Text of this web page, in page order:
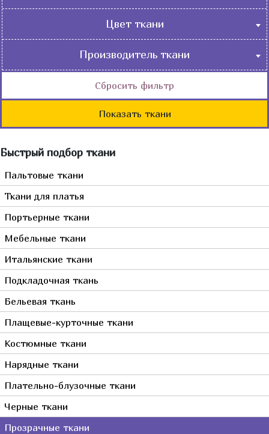
Пальтовые
Плательно-блузочные
Плащевые-курточные
Подкладочные
Мебельные
Градиент
Однотонные
Растительный
Полосы, волны
Камуфляж
Клетка
Цвет ткани
Бордовый
Горчичный
Желтый
Зеленый
Золотой
Коралловый
Коричневый
Красный
Мультиколор
Оранжевый
Прозрачный
Розовый
Серебрянный
Серый
Синий
Фиолетовый
Фуксия
Производитель ткани
Россия
Франция
Турция
Испания
Китай
Индонезия
Пакистан
Корея
Тайвань
Сбросить фильтр
Показать ткани
Быстрый подбор ткани
Пальтовые ткани
Ткани для платья
Портьерные ткани
Мебельные ткани
Итальянские ткани
Подкладочная ткань
Бельевая ткань
Плащевые-курточные ткани
Костюмные ткани
Нарядные ткани
Плательно-блузочные ткани
Черные ткани
Прозрачные ткани